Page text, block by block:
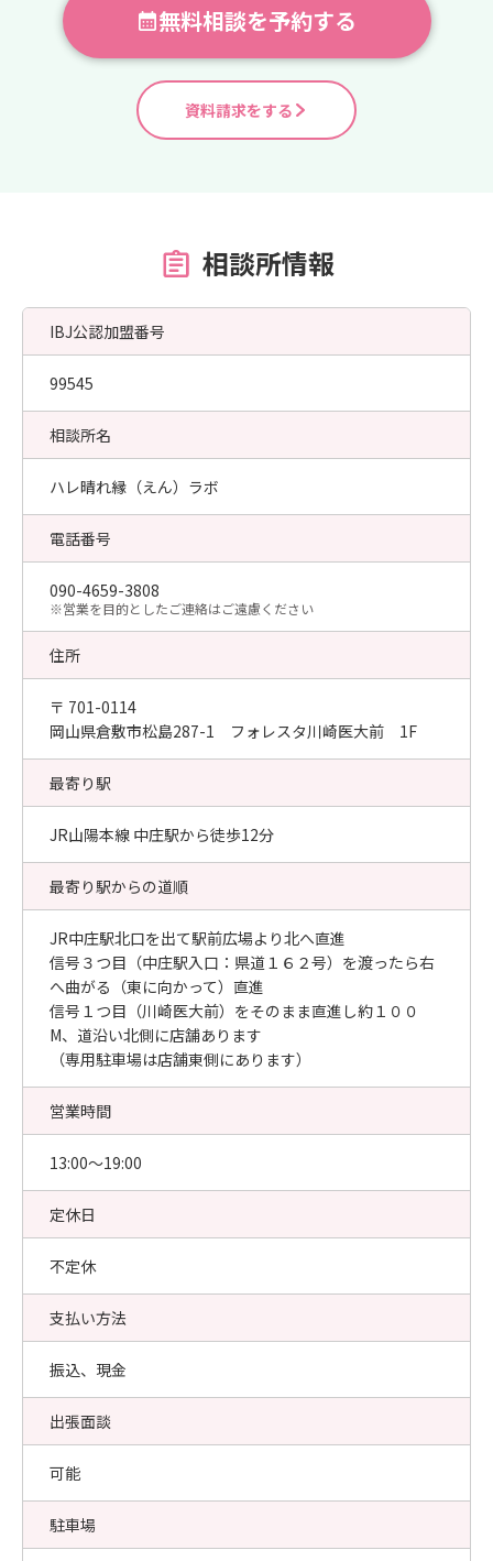
無料相談を予約する
資料請求をする
相談所情報
IBJ公認加盟番号
99545
相談所名
ハレ晴れ縁（えん）ラボ
電話番号
090-4659-3808
​※営業を目的としたご連絡はご遠慮ください
住所
〒 701-0114
岡山県倉敷市松島287-1 フォレスタ川崎医大前 1F
最寄り駅
JR山陽本線 中庄駅から徒歩12分
最寄り駅からの道順
JR中庄駅北口を出て駅前広場より北へ直進
信号３つ目（中庄駅入口：県道１６２号）を渡ったら右
へ曲がる（東に向かって）直進
信号１つ目（川崎医大前）をそのまま直進し約１００
M、道沿い北側に店舗あります
（専用駐車場は店舗東側にあります）
営業時間
13:00〜19:00
定休日
不定休
支払い方法
振込、現金
出張面談
可能
駐車場